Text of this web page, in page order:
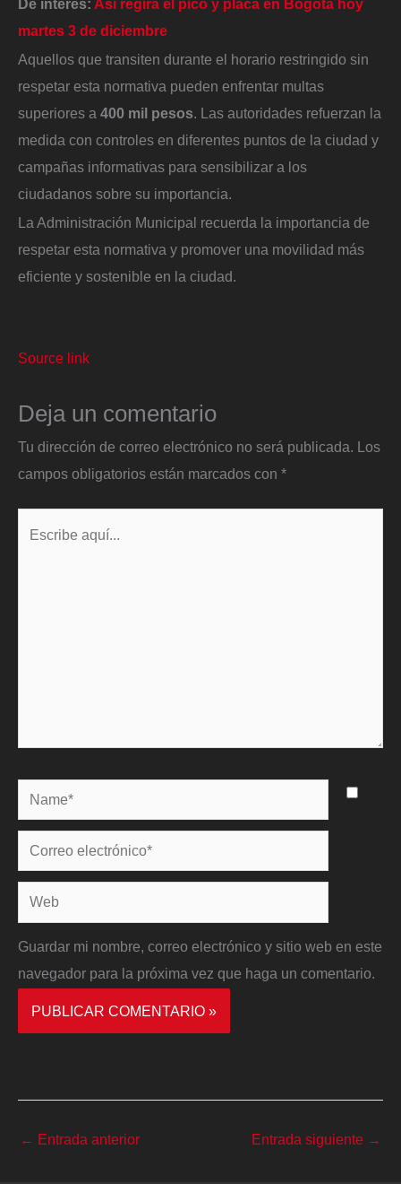
De interés: Así regirá el pico y placa en Bogotá hoy
martes 3 de diciembre
Aquellos que transiten durante el horario restringido sin
respetar esta normativa pueden enfrentar multas
superiores a 400 mil pesos. Las autoridades refuerzan la
medida con controles en diferentes puntos de la ciudad y
campañas informativas para sensibilizar a los
ciudadanos sobre su importancia.
La Administración Municipal recuerda la importancia de
respetar esta normativa y promover una movilidad más
eficiente y sostenible en la ciudad.
Source link
Deja un comentario
Tu dirección de correo electrónico no será publicada. Los
campos obligatorios están marcados con *
Name*
Correo
electrónico*
Web
Guardar mi nombre, correo electrónico y sitio web en este
navegador para la próxima vez que haga un comentario.
← Entrada anterior Entrada siguiente →